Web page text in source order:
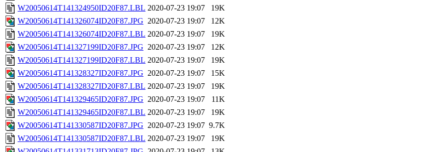
W20050614T141324950ID20F87.LBL 2020-07-23 19:07
19K
W20050614T141326074ID20F87.JPG 2020-07-23 19:07
12K
W20050614T141326074ID20F87.LBL 2020-07-23 19:07
19K
W20050614T141327199ID20F87.JPG 2020-07-23 19:07
12K
W20050614T141327199ID20F87.LBL 2020-07-23 19:07
19K
W20050614T141328327ID20F87.JPG 2020-07-23 19:07
15K
W20050614T141328327ID20F87.LBL 2020-07-23 19:07
19K
W20050614T141329465ID20F87.JPG 2020-07-23 19:07
11K
W20050614T141329465ID20F87.LBL 2020-07-23 19:07
19K
W20050614T141330587ID20F87.JPG 2020-07-23 19:07 9.7K
W20050614T141330587ID20F87.LBL 2020-07-23 19:07
19K